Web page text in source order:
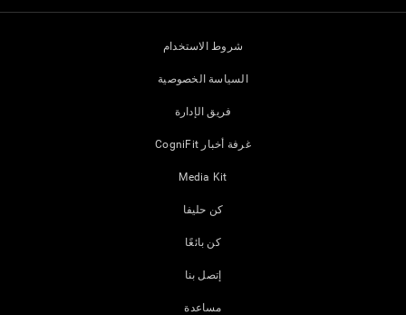
شروط الاستخدام
السياسة الخصوصية
فريق الإدارة
غرفة أخبار CogniFit
Media Kit
كن حليفا
كن بائعًا
إتصل بنا
مساعدة